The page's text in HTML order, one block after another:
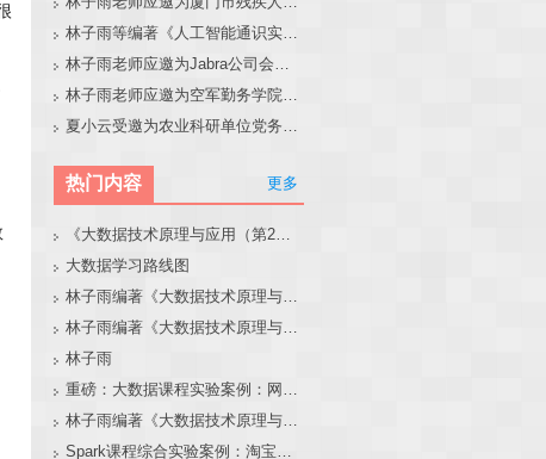
林子雨等编著《人工智能通识实践教程》教材官网
热门内容 更多
《大数据技术原理与应用（第2版）》教材官网
大数据学习路线图
林子雨编著《大数据技术原理与应用（第3版）》教材官网
林子雨编著《大数据技术原理与应用》教材配套大数据软件安装和编程实践指南
林子雨
林子雨编著《大数据技术原理与应用（第3版）》教材配套大数据软件安装和编程实践指南